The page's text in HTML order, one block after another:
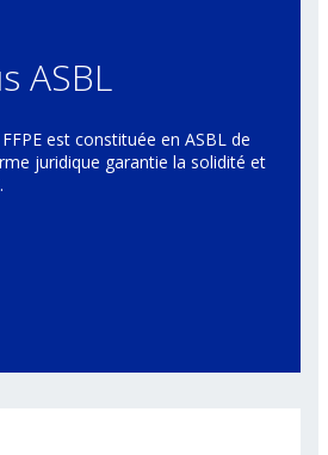
ASBL
est constituée en ASBL de
juridique garantie la solidité et